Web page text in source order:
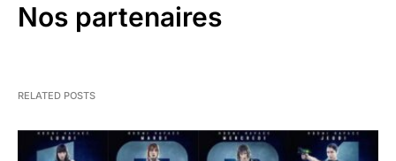
Nos partenaires
RELATED POSTS